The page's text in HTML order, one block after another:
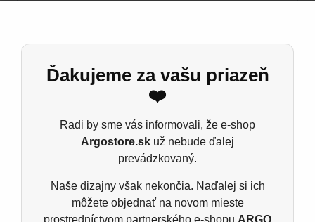
Dámske tričko B&C E190
Materiál: 185 g/m²
100% predpraná prstencová bavlna
Ash: 99% bavlna, 1% viskóza, Šport grey: 85%
bavlna, 15% viskóza, single jers
Súvisiace produkty
Ďakujeme za vašu priazeň
❤️
Radi by sme vás informovali, že e-shop
Argostore.sk už nebude ďalej
prevádzkovaný.
Naše dizajny však nekončia. Naďalej si ich
môžete objednať na novom mieste
prostredníctvom partnerského e-shopu ARGO